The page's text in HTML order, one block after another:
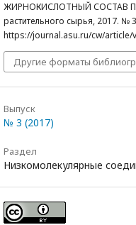
ЖИРНОКИСЛОТНЫЙ СОСТАВ
растительного сырья, 2017. №
https://journal.asu.ru/cw/article/
Другие форматы
Выпуск
№ 3 (2017)
Раздел
Низкомолекулярные